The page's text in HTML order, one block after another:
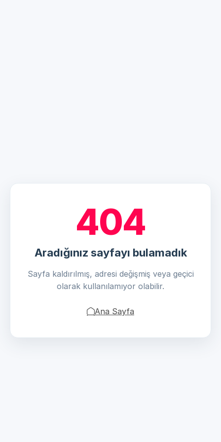
404
Aradığınız sayfayı bulamadık
Sayfa kaldırılmış, adresi değişmiş veya geçici
olarak kullanılamıyor olabilir.
Ana Sayfa